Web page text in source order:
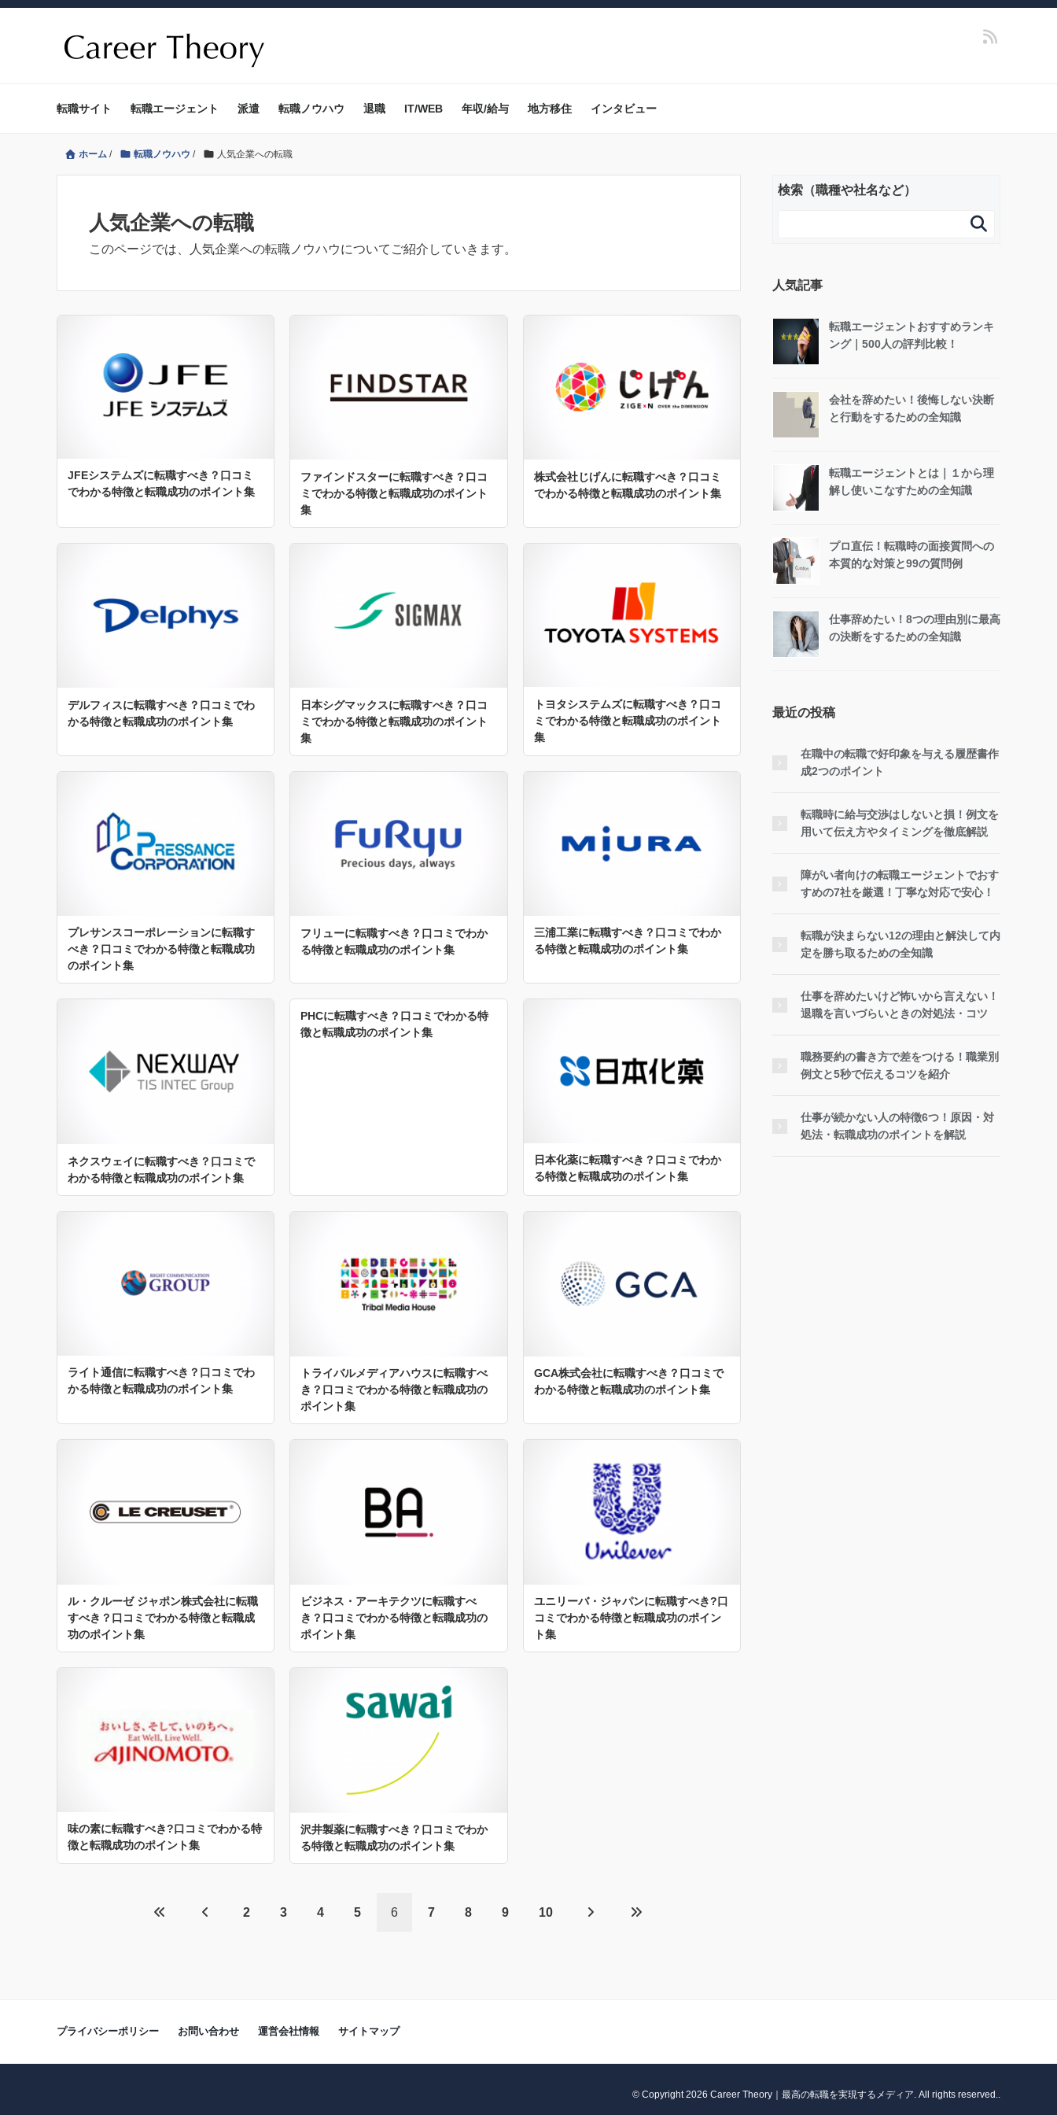
転職サイト 転職エージェント 派遣 転職ノウハウ 退職 IT/WEB 年収/給与 地方移住 インタビュー
ホーム / 転職ノウハウ / 人気企業への転職
人気企業への転職
このページでは、人気企業への転職ノウハウについてご紹介していきます。
JFEシステムズに転職すべき？口コミ
でわかる特徴と転職成功のポイント集
ファインドスターに転職すべき？口コ
ミでわかる特徴と転職成功のポイント
集
株式会社じげんに転職すべき？口コミ
でわかる特徴と転職成功のポイント集
デルフィスに転職すべき？口コミでわ
かる特徴と転職成功のポイント集
日本シグマックスに転職すべき？口コ
ミでわかる特徴と転職成功のポイント
集
トヨタシステムズに転職すべき？口コ
ミでわかる特徴と転職成功のポイント
集
プレサンスコーポレーションに転職す
べき？口コミでわかる特徴と転職成功
のポイント集
フリューに転職すべき？口コミでわか
る特徴と転職成功のポイント集
三浦工業に転職すべき？口コミでわか
る特徴と転職成功のポイント集
ネクスウェイに転職すべき？口コミで
わかる特徴と転職成功のポイント集
PHCに転職すべき？口コミでわかる特
徴と転職成功のポイント集
日本化薬に転職すべき？口コミでわか
る特徴と転職成功のポイント集
ライト通信に転職すべき？口コミでわ
かる特徴と転職成功のポイント集
トライバルメディアハウスに転職すべ
き？口コミでわかる特徴と転職成功の
ポイント集
GCA株式会社に転職すべき？口コミで
わかる特徴と転職成功のポイント集
ル・クルーゼ ジャポン株式会社に転職
すべき？口コミでわかる特徴と転職成
功のポイント集
ビジネス・アーキテクツに転職すべ
き？口コミでわかる特徴と転職成功の
ポイント集
ユニリーバ・ジャパンに転職すべき?口
コミでわかる特徴と転職成功のポイン
ト集
味の素に転職すべき?口コミでわかる特
徴と転職成功のポイント集
沢井製薬に転職すべき？口コミでわか
る特徴と転職成功のポイント集
2 3 4 5 6 7 8 9 10
検索（職種や社名など）

人気記事
転職エージェントおすすめランキ
ング｜500人の評判比較！
会社を辞めたい！後悔しない決断
と行動をするための全知識
転職エージェントとは｜１から理
解し使いこなすための全知識
プロ直伝！転職時の面接質問への
本質的な対策と99の質問例
仕事辞めたい！8つの理由別に最高
の決断をするための全知識
最近の投稿
在職中の転職で好印象を与える履歴書作
成2つのポイント
転職時に給与交渉はしないと損！例文を
用いて伝え方やタイミングを徹底解説
障がい者向けの転職エージェントでおす
すめの7社を厳選！丁寧な対応で安心！
転職が決まらない12の理由と解決して内
定を勝ち取るための全知識
仕事を辞めたいけど怖いから言えない！
退職を言いづらいときの対処法・コツ
職務要約の書き方で差をつける！職業別
例文と5秒で伝えるコツを紹介
仕事が続かない人の特徴6つ！原因・対
処法・転職成功のポイントを解説
プライバシーポリシー お問い合わせ 運営会社情報 サイトマップ
© Copyright 2026 Career Theory｜最高の転職を実現するメディア. All rights reserved..